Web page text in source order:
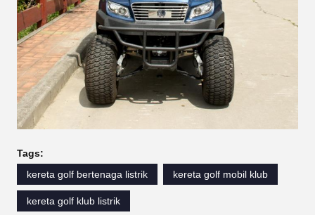
Tags:
kereta golf bertenaga listrik
kereta golf mobil klub
kereta golf klub listrik